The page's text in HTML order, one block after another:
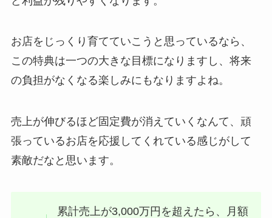
お店をじっくり育てていこうと思っているなら、
この特典は一つの大きな目標になりますし、将来
の負担がなくなる楽しみにもなりますよね。
売上が伸びるほど固定費が消えていくなんて、頑
張っているお店を応援してくれている感じがして
素敵だなと思います。
累計売上が3,000万円を超えたら、月額